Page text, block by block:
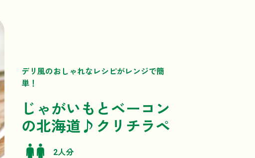
デリ風のおしゃれなレシピがレンジで簡
単！
じゃがいもとベーコン
の北海道♪クリチラペ
2人分